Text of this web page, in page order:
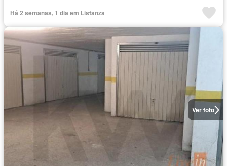
Há 2 semanas, 1 dia em Listanza
Ver foto